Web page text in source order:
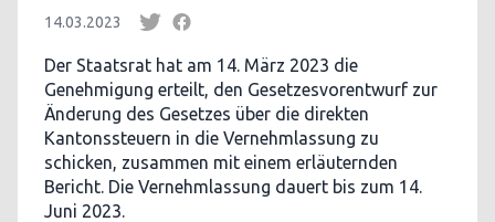
14.03.2023
Der Staatsrat hat am 14. März 2023 die
Genehmigung erteilt, den Gesetzesvorentwurf zur
Änderung des Gesetzes über die direkten
Kantonssteuern in die Vernehmlassung zu
schicken, zusammen mit einem erläuternden
Bericht. Die Vernehmlassung dauert bis zum 14.
Juni 2023.